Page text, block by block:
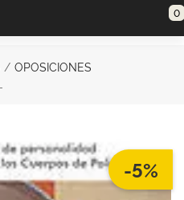
0
OPOSICIONES
-5%